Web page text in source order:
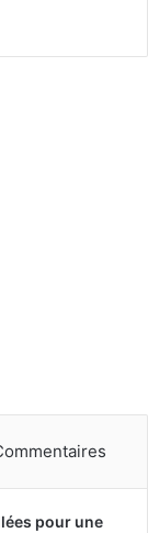
pour une